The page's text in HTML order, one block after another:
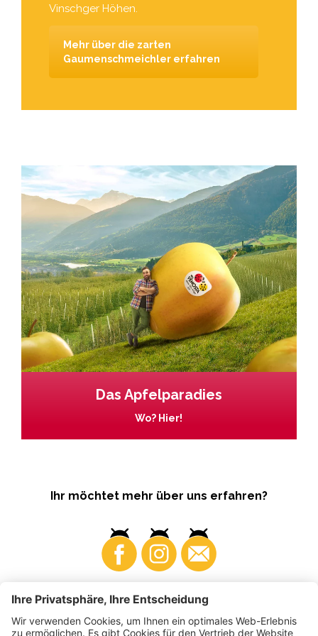
Vinschger Höhen.
Mehr über die zarten
Gaumenschmeichler erfahren
Das Apfelparadies
Wo? Hier!
Ihr möchtet mehr über uns erfahren?
Business Produzenten